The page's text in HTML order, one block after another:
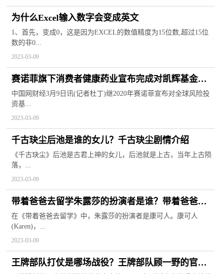
为什么Excel输入数字会变成英文
1、首先，变成0，这是因为EXCEL的数值精度为15位数,超过15位
数的非0...
2023-03-09
赛诺菲旗下消费者健康药业宣布完成对凯辉基金旗
下消费共创基金战略投资
中国网财经3月9日讯(记者杜丁)继2020年赛诺菲宣布对全球风险投
资基...
2023-03-09
千古玦尘后池是谁的女儿？千古玦尘剧情介绍
《千古玦尘》后池是古君上神的女儿，后池就是上古，当年上古陨
落，...
2023-03-09
带着爸爸去留学朱露莎的扮演者是谁？带着爸爸去
留学最后小栋和谁在一起？
在《带着爸爸去留学》中，朱露莎的扮演者是康可人。康可人
(Karen)，...
2023-03-09
王牌部队打仗是哪场战役？王牌部队顾一野的官配